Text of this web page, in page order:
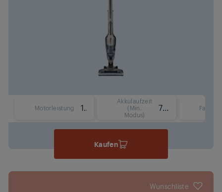
Motorleistung 115 W
Akkulaufzeit
(Min.
Modus)
70 Min.
Kaufen
Wunschliste